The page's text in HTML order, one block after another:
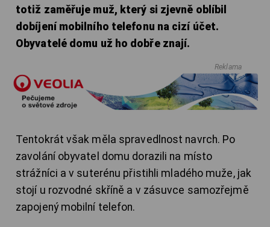
totiž zaměřuje muž, který si zjevně oblíbil
dobíjení mobilního telefonu na cizí účet.
Obyvatelé domu už ho dobře znají.
Reklama
Tentokrát však měla spravedlnost navrch. Po
zavolání obyvatel domu dorazili na místo
strážníci a v suterénu přistihli mladého muže, jak
stojí u rozvodné skříně a v zásuvce samozřejmě
zapojený mobilní telefon.